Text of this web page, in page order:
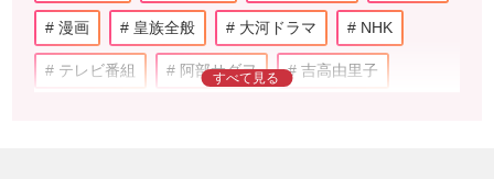
漫画 皇族全般 大河ドラマ NHK
テレビ番組 阿部サダヲ 吉高由里子